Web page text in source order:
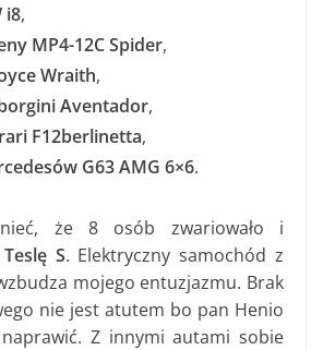
i8,
MP4-12C Spider,
Wraith,
Aventador,
F12berlinetta,
G63 AMG 6×6.
że 8 osób zwariowało i
Teslę S. Elektryczny samochód z
mojego entuzjazmu. Brak
nie jest atutem bo pan Henio
Z innymi autami sobie